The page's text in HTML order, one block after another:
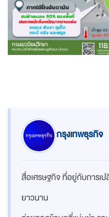
กรุงเทพธุรกิจ
สื่อเศรษฐกิจ ที่อยู่กับการเ
ยาวนาน